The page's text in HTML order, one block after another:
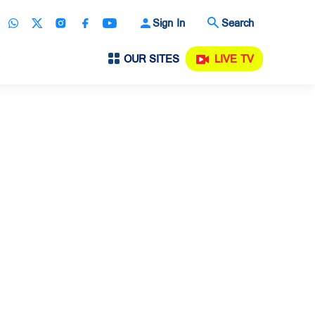
Sign In Search
OUR SITES LIVE TV